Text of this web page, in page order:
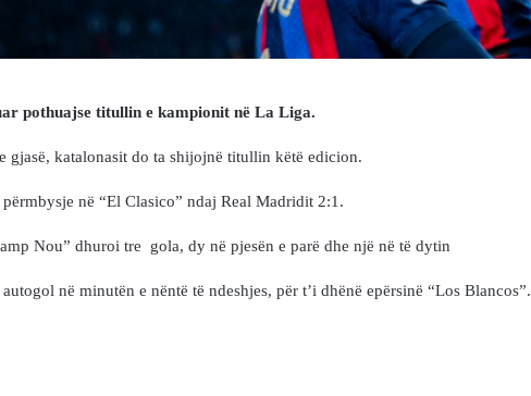
pothuajse titullin e kampionit në La Liga.
gjasë, katalonasit do ta shijojnë titullin këtë edicion.
në “El Clasico” ndaj Real Madridit 2:1.
Nou” dhuroi tre gola, dy në pjesën e parë dhe një në të dytin
në minutën e nëntë të ndeshjes, për t’i dhënë epërsinë “Los Blancos”.